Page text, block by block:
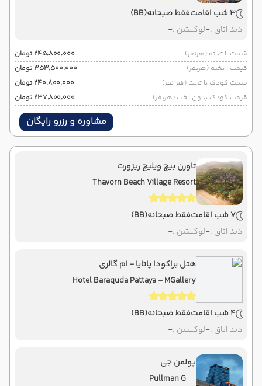
3 شب اقامت فقط صبحانه(BB)
دید اتاق :-لوکیشن :-
قیمت 2 تخته (هرنفر)
۲۴۵٬۸۰۰٬۰۰۰ تومان
قیمت 1 تخته (هرنفر)
۳۵۳٬۵۰۰٬۰۰۰ تومان
قیمت کودک با تخت (هر نفر)
۲۴۰٬۸۰۰٬۰۰۰ تومان
قیمت کودک بدون تخت (هرنفر)
۲۳۷٬۸۰۰٬۰۰۰ تومان
مشاوره و رزرو رایگان
تاورن بیچ ویلیج ریزورت
Thavorn Beach Village Resort
7 شب اقامت فقط صبحانه(BB)
دید اتاق :-لوکیشن :-
هتل براکودا پاتایا - ام گالری
Hotel Baraquda Pattaya - MGallery
4 شب اقامت فقط صبحانه(BB)
دید اتاق :-لوکیشن :-
پولمن جی
Pullman G